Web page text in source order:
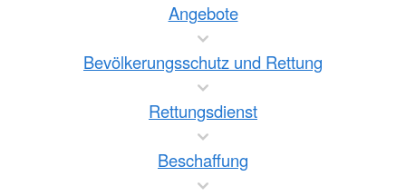
Angebote
Bevölkerungsschutz und Rettung
Rettungsdienst
Beschaffung